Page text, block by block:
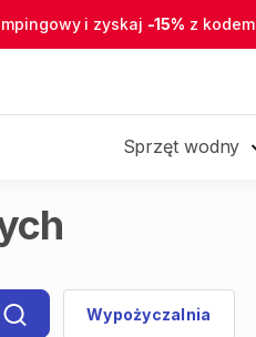
i zyskaj -15% z kodem
Sprzęt wodny
Wypożyczalnia